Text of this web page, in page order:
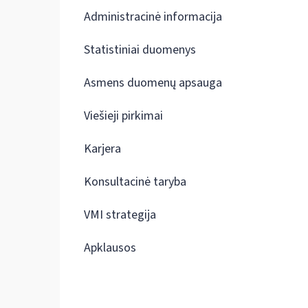
Administracinė informacija
Statistiniai duomenys
Asmens duomenų apsauga
Viešieji pirkimai
Karjera
Konsultacinė taryba
VMI strategija
Apklausos